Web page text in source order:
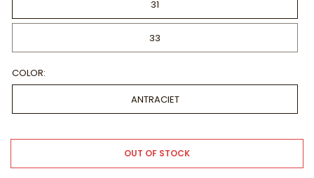
31
33
COLOR:
ANTRACIET
OUT OF STOCK